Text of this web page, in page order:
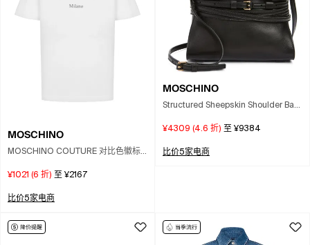
MOSCHINO
MOSCHINO COUTURE 对比色徽标
¥1021 (6 折) 至 ¥2167
比价5家电商
MOSCHINO
Structured Sheepskin Shoulder Bag
¥4309 (4.6 折) 至 ¥9384
比价5家电商